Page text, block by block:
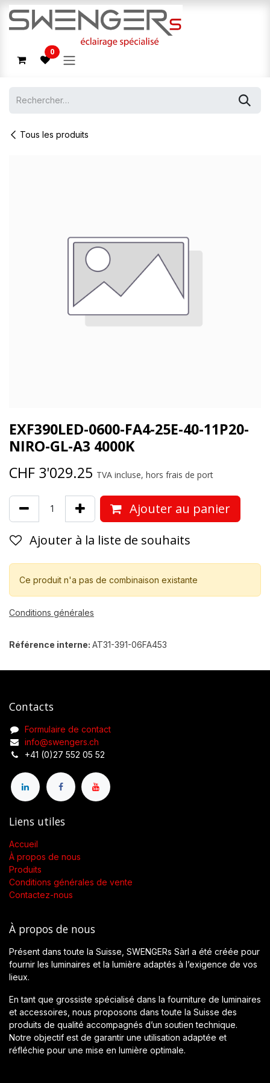
Se rendre au contenu
0
Tous les produits
EXF390LED-0600-FA4-25E-40-11P20-
NIRO-GL-A3 4000K
CHF 3'029.25 TVA incluse, hors frais de port
Ajouter au panier
Ajouter à la liste de souhaits
Ce produit n'a pas de combinaison existante
Conditions générales
Référence interne: AT31-391-06FA453
Contacts
Formulaire de contact
info@swengers.ch
+41 (0)27 552 05 52
Liens utiles
Accueil
À propos de nous
Produits
Conditions générales de vente
Contactez-nous
À propos de nous
Présent dans toute la Suisse, SWENGERs Sàrl a été créée pour
fournir les luminaires et la lumière adaptés à l’exigence de vos
lieux.
En tant que grossiste spécialisé dans la fourniture de luminaires
et accessoires, nous proposons dans toute la Suisse des
produits de qualité accompagnés d’un soutien technique.
Notre objectif est de garantir une utilisation adaptée et
réfléchie pour une mise en lumière optimale.